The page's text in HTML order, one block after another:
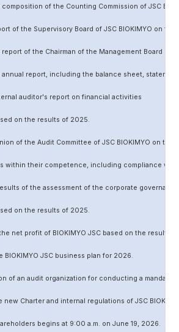
of the Counting Commission of JSC
of the Supervisory Board of JSC BIOKIMYO on
of the Chairman of the Management Board
annual report, including the balance sheet,
auditor's report on financial activities
on the results of 2025.
of the Audit Committee of JSC BIOKIMYO on the
within their competence, including compliance
of the assessment of the corporate
on the results of 2025.
net profit of BIOKIMYO JSC based on the results
BIOKIMYO JSC business plan for 2026.
of an audit organization for conducting a
new Charter and internal regulations of JSC
begins at 9:00 a.m. on June 19, 2026.